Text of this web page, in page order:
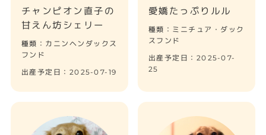
チャンピオン直子の
甘えん坊シェリー
種類：カニンヘンダックス
フンド
出産予定日：2025-07-19
愛嬌たっぷりルル
種類：ミニチュア・ダック
スフンド
出産予定日：2025-07-
25